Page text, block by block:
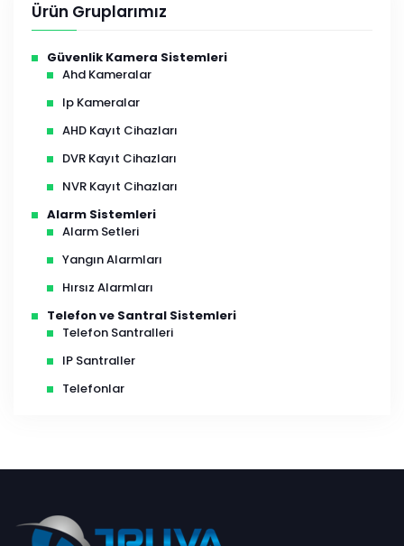
Ürün Gruplarımız
Güvenlik Kamera Sistemleri
Ahd Kameralar
Ip Kameralar
AHD Kayıt Cihazları
DVR Kayıt Cihazları
NVR Kayıt Cihazları
Alarm Sistemleri
Alarm Setleri
Yangın Alarmları
Hırsız Alarmları
Telefon ve Santral Sistemleri
Telefon Santralleri
IP Santraller
Telefonlar